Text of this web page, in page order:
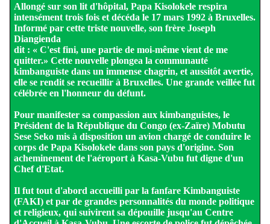
Allongé sur son lit d'hôpital, Papa Kisolokele respira
intensément trois fois et décéda le 17 mars 1992 à Bruxelles.
Informé par cette triste nouvelle, son frère Joseph
Diangienda
dit : « C'est fini, une partie de moi-même vient de me
quitter.» Cette nouvelle plongea la communauté
kimbanguiste dans un immense chagrin, et aussitôt avertie,
elle se rendit se recueillir à Bruxelles. Une grande veillée fut
célébrée en l'honneur du défunt.
Pour manifester sa compassion aux kimbanguistes, le
Président de la République du Congo (ex-Zaïre) Mobutu
Sese Seko mis à disposition un avion chargé de conduire le
corps de Papa Kisolokele dans son pays d'origine. Son
acheminement de l'aéroport à Kasa-Vubu fut digne d'un
Chef d'Etat.
Il fut tout d'abord accueilli par la fanfare Kimbanguiste
(FAKI) et par de grandes personnalités du monde politique
et religieux, qui suivirent sa dépouille jusqu'au Centre